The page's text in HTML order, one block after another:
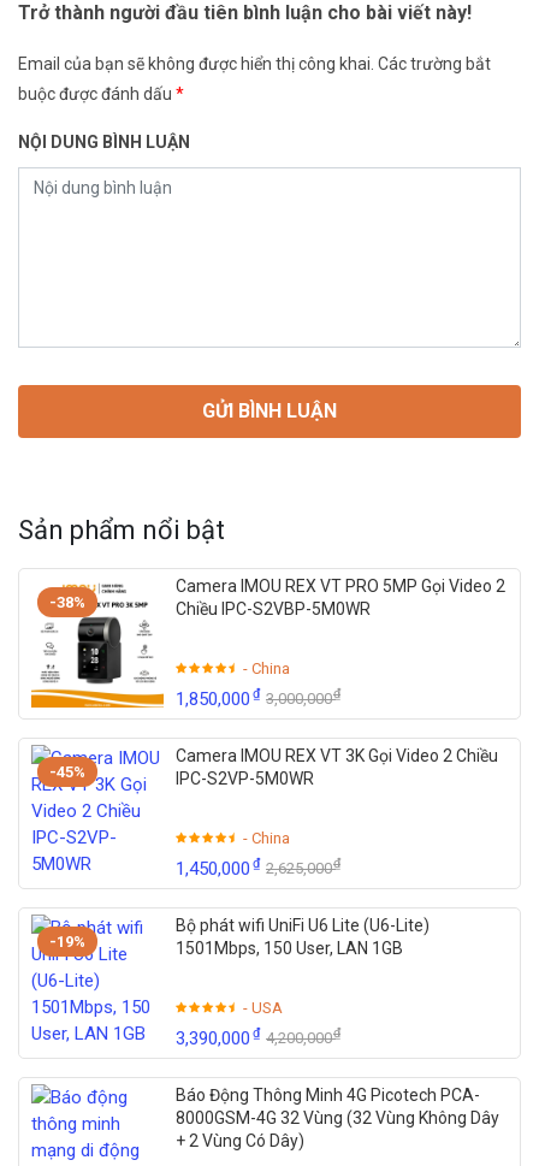
Trở thành người đầu tiên bình luận cho bài viết này!
Email của bạn sẽ không được hiển thị công khai. Các trường bắt
buộc được đánh dấu *
NỘI DUNG BÌNH LUẬN
Sản phẩm nổi bật
-38%
Camera IMOU REX VT PRO 5MP Gọi Video 2
Chiều IPC-S2VBP-5M0WR
- China
1,850,000₫ 3,000,000₫
-45%
Camera IMOU REX VT 3K Gọi Video 2 Chiều
IPC-S2VP-5M0WR
- China
1,450,000₫ 2,625,000₫
-19%
Bộ phát wifi UniFi U6 Lite (U6-Lite)
1501Mbps, 150 User, LAN 1GB
- USA
3,390,000₫ 4,200,000₫
Báo Động Thông Minh 4G Picotech PCA-
8000GSM-4G 32 Vùng (32 Vùng Không Dây
+ 2 Vùng Có Dây)